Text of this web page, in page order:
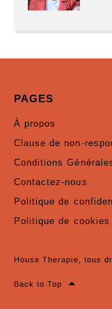
PAGES
À propos
Clause de non-
Conditions
Contactez-nous
Politique de
Politique de cookies
House Therapie, tous
Back to Top